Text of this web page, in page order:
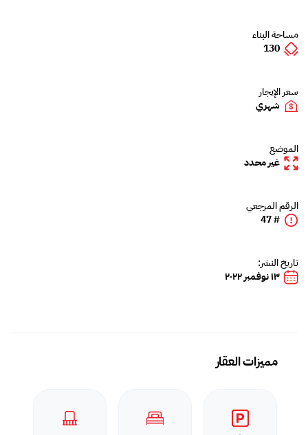
مساحة البناء
130
سعر الإيجار
شهري
الموضع
غير محدد
الرقم المرجعي
# 47
تاريخ النشر:
١٣ نوفمبر ٢٠٢٢
مميزات العقار